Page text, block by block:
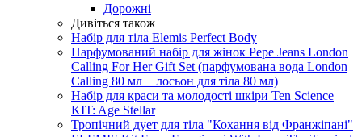
Дорожні
Дивіться також
Набір для тіла Elemis Perfect Body
Парфумований набір для жінок Pepe Jeans London
Calling For Her Gift Set (парфумована вода London
Calling 80 мл + лосьон для тіла 80 мл)
Набір для краси та молодості шкіри Ten Science
KIT: Age Stellar
Тропічний дует для тіла "Кохання від Франжіпані"